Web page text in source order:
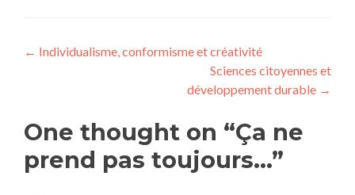
Post
← Individualisme, conformisme et créativité
Sciences citoyennes et
développement durable →
One thought on “Ça ne
prend pas toujours…”